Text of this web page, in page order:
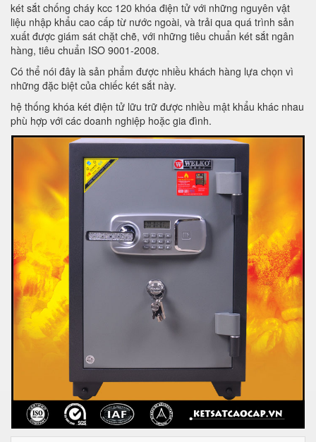
két sắt chống cháy kcc 120 khóa điện tử với những nguyên vật
liệu nhập khẩu cao cấp từ nước ngoài, và trải qua quá trình sản
xuất được giám sát chặt chẽ, với những tiêu chuẩn két sắt ngân
hàng, tiêu chuẩn ISO 9001-2008.
Có thể nói đây là sản phẩm được nhiều khách hàng lựa chọn vì
những đặc biệt của chiếc két sắt này.
hệ thống khóa két điện tử lữu trữ được nhiều mật khẩu khác nhau
phù hợp với các doanh nghiệp hoặc gia đình.